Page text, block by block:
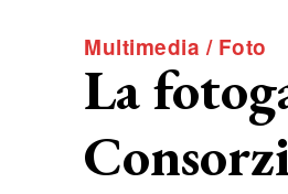
Multimedia / Foto
La